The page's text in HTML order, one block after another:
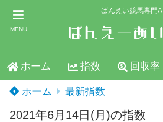
MENU
ばんえい競馬専門AI
ホーム 指数 回収率
ホーム 最新指数
2021年6月14日(月)の指数